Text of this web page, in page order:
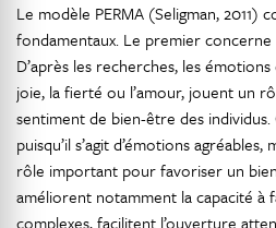
Le modèle PERMA (Seligman, 2011)
fondamentaux. Le premier
D’après les recherches, les
joie, la fierté ou l’amour, jouent un
sentiment de bien-être des
puisqu’il s’agit d’émotions
rôle important pour favoriser un
améliorent notamment la capacité à
complexes, facilitent l’ouverture